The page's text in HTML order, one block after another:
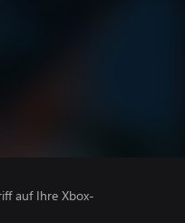
auf Ihre Xbox-